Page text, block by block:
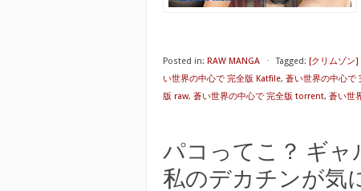
Posted in: RAW MANGA ⋅ Tagged: [クリムゾン]
い世界の中心で 完全版 Katfile, 蒼い世界の中心
版 raw, 蒼い世界の中心で 完全版 torrent, 蒼い世
パコってこ？ ギャ
私のデカチンが気